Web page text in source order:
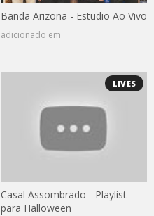
Banda Arizona - Estudio Ao Vivo
adicionado em
LIVES
Casal Assombrado - Playlist
para Halloween